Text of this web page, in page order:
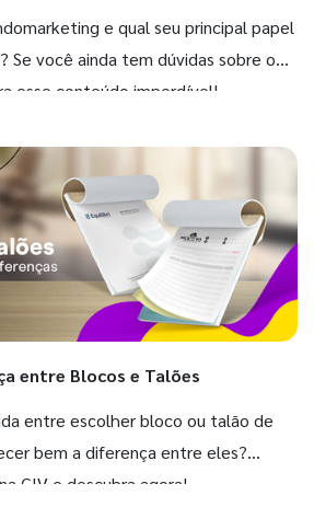
e qual seu principal papel
Se você ainda tem dúvidas sobre o
esse conteúdo imperdível!
entre Blocos e Talões
entre escolher bloco ou talão de
bem a diferença entre eles?
GIV e descubra agora!